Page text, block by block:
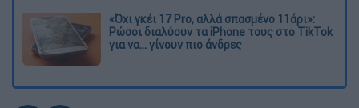
«Όχι γκέι 17 Pro, αλλά σπασμένο 11άρι»:
Ρώσοι διαλύουν τα iPhone τους στο TikTok
για να... γίνουν πιο άνδρες